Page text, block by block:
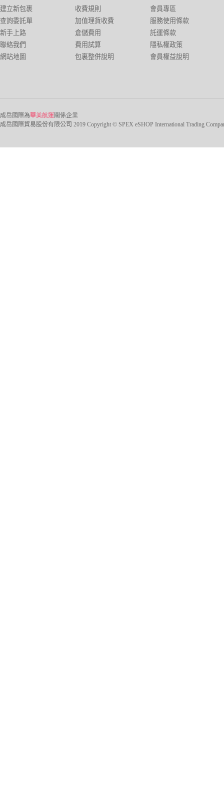
建立新包裹
查詢委託單
新手上路
聯絡我們
網站地圖
收費規則
加值理貨收費
倉儲費用
費用試算
包裏整併說明
會員專區
服務使用條款
託運條款
隱私權政策
會員權益說明
成岳國際為華美航運關係企業
成岳國際貿易股份有限公司 2019 Copyright © SPEX eSHOP International Trading